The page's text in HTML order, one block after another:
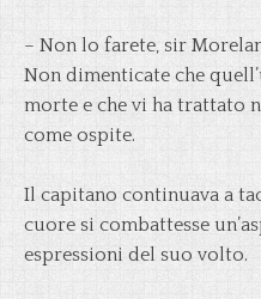
– Non lo farete, sir
Non dimenticate che
morte e che vi ha trattato
come ospite.
Il capitano continuava a
cuore si combattesse
espressioni del suo volto.